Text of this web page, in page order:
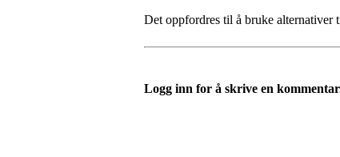
Det oppfordres til å bruke
Logg inn for å skrive en